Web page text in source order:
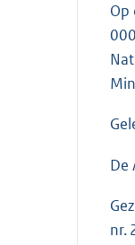
Op
De
nr.